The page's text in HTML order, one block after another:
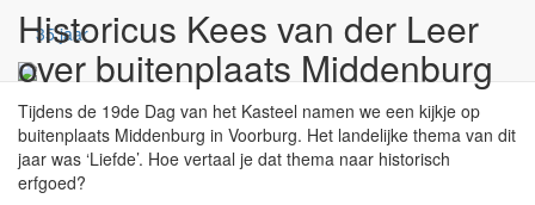
35 jaar
Historicus Kees van der Leer
over buitenplaats Middenburg
Tijdens de 19de Dag van het Kasteel namen we een kijkje op
buitenplaats Middenburg in Voorburg. Het landelijke thema van dit
jaar was ‘Liefde’. Hoe vertaal je dat thema naar historisch
erfgoed?